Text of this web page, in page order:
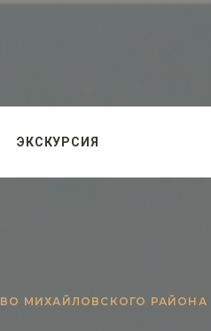
ЭКСКУРСИЯ
МИХАЙЛОВСКОГО РАЙОНА